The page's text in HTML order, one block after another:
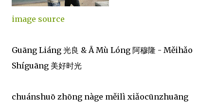
image source
Guāng Liáng 光良 & Ā Mù Lóng 阿穆隆 - Měihǎo
Shíguāng 美好时光
chuánshuō zhōng nàge měilì xiǎocūnzhuāng